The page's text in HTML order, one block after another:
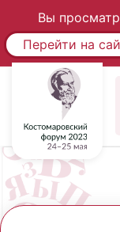
Вы
Перейти на